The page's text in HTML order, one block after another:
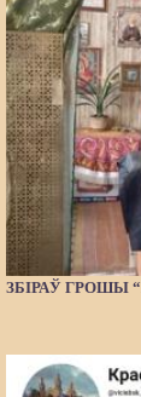
ЗБІРАЎ ГРОШЫ